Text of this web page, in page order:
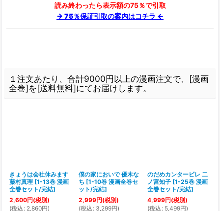
読み終わったら表示額の75％で引取
→ 75％保証引取の案内はコチラ ←
１注文あたり、合計9000円以上の漫画注文で、[漫画
全巻]を[送料無料]にてお届けします。
きょうは会社休みます
藤村真理 [1-13巻 漫画
全巻セット/完結]
2,600円(税別)
(税込 : 2,860円)
僕の家においで 優木な
ち [1-10巻 漫画全巻セ
ット/完結]
2,999円(税別)
(税込 : 3,299円)
のだめカンタービレ 二
ノ宮知子 [1-25巻 漫画
全巻セット/完結]
4,999円(税別)
(税込 : 5,499円)